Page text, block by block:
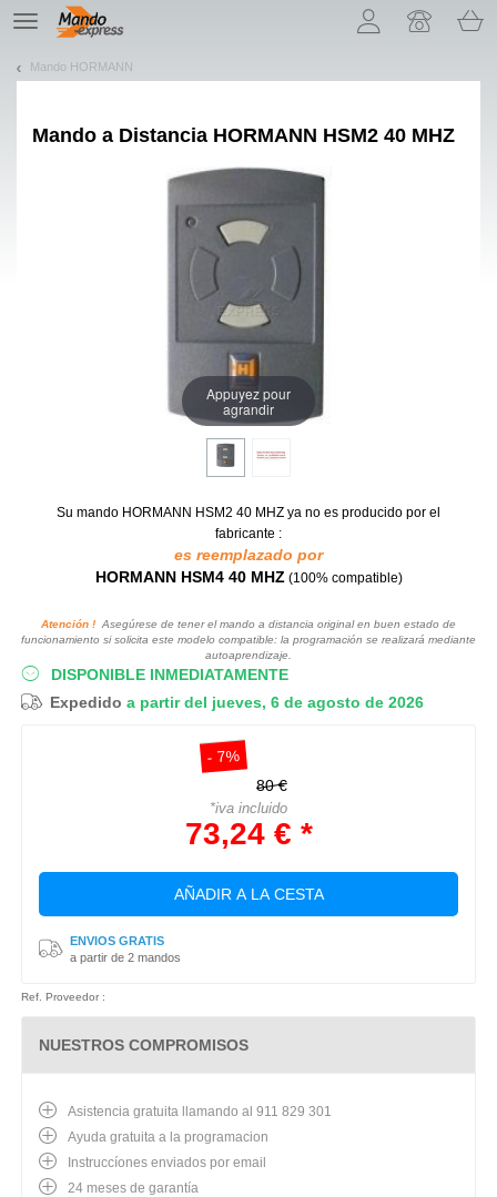
TE
navigation
Mando HORMANN
Mando a Distancia HORMANN HSM2 40 MHZ
Appuyez pour
agrandir
Su mando HORMANN HSM2 40 MHZ ya no es producido por el
fabricante :
es reemplazado por
HORMANN HSM4 40 MHZ (100% compatible)
Atención ! Asegúrese de tener el mando a distancia original en buen estado de
funcionamiento si solicita este modelo compatible: la programación se realizará mediante
autoaprendizaje.
DISPONIBLE INMEDIATAMENTE
Expedido a partir del jueves, 6 de agosto de 2026
- 7%
80 €
*iva incluido
73,24 € *
AÑADIR A LA CESTA
ENVIOS GRATIS
a partir de 2 mandos
Ref. Proveedor :
NUESTROS COMPROMISOS
Asistencia gratuita llamando al 911 829 301
Ayuda gratuita a la programacion
Instruccíones enviados por email
24 meses de garantía
¡Permítenos presentarte nuestras cookies!